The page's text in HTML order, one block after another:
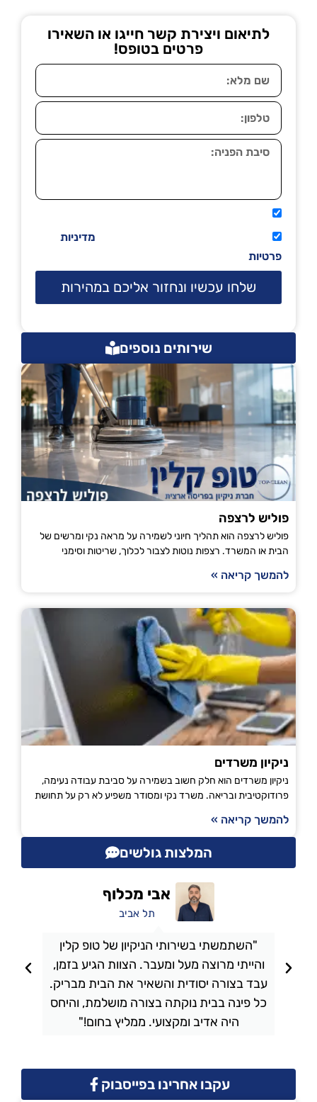
לתיאום ויצירת קשר חייגו או השאירו
פרטים בטופס!
מדיניות
פרטיות
שלחו עכשיו ונחזור אליכם במהירות
שירותים נוספים
פוליש לרצפה
פוליש לרצפה הוא תהליך חיוני לשמירה על מראה נקי ומרשים של
הבית או המשרד. רצפות נוטות לצבור לכלוך, שריטות וסימני
להמשך קריאה »
ניקיון משרדים
ניקיון משרדים הוא חלק חשוב בשמירה על סביבת עבודה נעימה,
פרודוקטיבית ובריאה. משרד נקי ומסודר משפיע לא רק על תחושת
להמשך קריאה »
המלצות גולשים
"השתמשתי בשירותי הניקיון של טופ קלין
והייתי מרוצה מעל ומעבר. הצוות הגיע בזמן,
עבד בצורה יסודית והשאיר את הבית מבריק.
כל פינה בבית נוקתה בצורה מושלמת, והיחס
היה אדיב ומקצועי. ממליץ בחום!"
אבי מכלוף
תל אביב
עקבו אחרינו בפייסבוק